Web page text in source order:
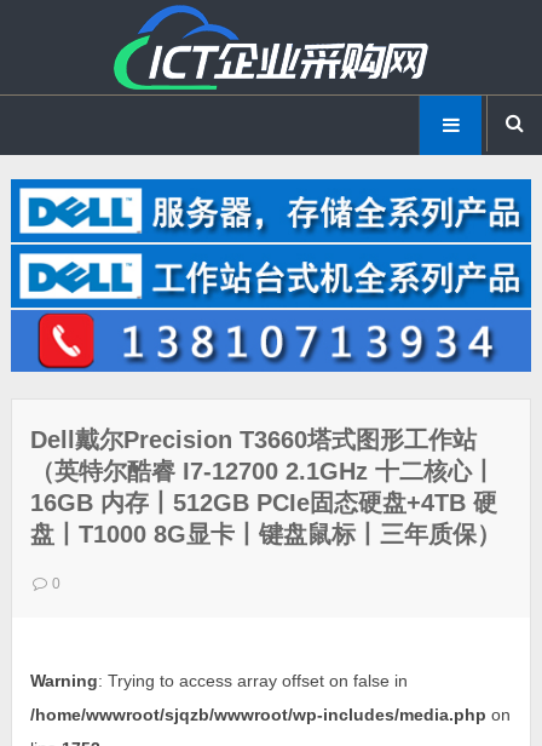
Dell戴尔Precision T3660塔式图形工作站
（英特尔酷睿 I7-12700 2.1GHz 十二核心丨
16GB 内存丨512GB PCIe固态硬盘+4TB 硬
盘丨T1000 8G显卡丨键盘鼠标丨三年质保）
0
Warning: Trying to access array offset on false in
/home/wwwroot/sjqzb/wwwroot/wp-includes/media.php on